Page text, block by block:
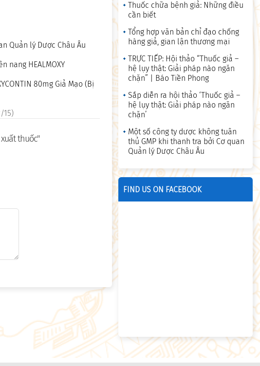
Quản lý Dược Châu Âu
nang HEALMOXY
80mg Giả Mạo (Bị
15)
thuốc"
Thuốc chữa bệnh giả: Những điều
cần biết
Tổng hợp văn bản chỉ đạo chống
hàng giả, gian lận thương mại
TRỰC TIẾP: Hội thảo “Thuốc giả –
hệ lụy thật: Giải pháp nào ngăn
chặn” | Báo Tiền Phong
Sắp diễn ra hội thảo ‘Thuốc giả –
hệ lụy thật: Giải pháp nào ngăn
chặn’
Một số công ty dược không tuân
thủ GMP khi thanh tra bởi Cơ quan
Quản lý Dược Châu Âu
FIND US ON FACEBOOK